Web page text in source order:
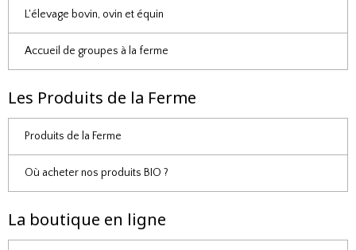
L'élevage bovin, ovin et équin
Accueil de groupes à la ferme
Les Produits de la Ferme
Produits de la Ferme
Où acheter nos produits BIO ?
La boutique en ligne